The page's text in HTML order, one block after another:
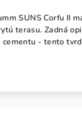
SUNS Corfu II
terasu. Zadná
cementu - tento